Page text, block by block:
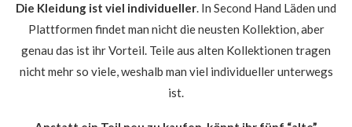
Die Kleidung ist viel individueller. In Second Hand Läden und
Plattformen findet man nicht die neusten Kollektion, aber
genau das ist ihr Vorteil. Teile aus alten Kollektionen tragen
nicht mehr so viele, weshalb man viel individueller unterwegs
ist.